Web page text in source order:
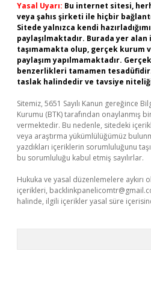
Yasal Uyarı: Bu internet sitesi,
veya şahıs şirketi ile hiçbir
Sitede yalnızca kendi
paylaşılmaktadır. Burada yer
taşımamakta olup, gerçek kurum
paylaşım yapılmamaktadır.
benzerlikleri tamamen
taslak halindedir ve tavsiye
Sitemiz, 5651 Sayılı Kanun gereğince
Kurumu (BTK) tarafından onaylanmış
vermektedir. Bu nedenle, sitedeki
veya araştırma yükümlülüğümüz
yazdıkları içeriklerin sorumluluğunu
bu sorumluluğu kabul etmiş sayılırlar.
Hukuka ve yasal düzenlemelere aykırı
içerikleri,
halinde, ilgili içerikler yasal süre